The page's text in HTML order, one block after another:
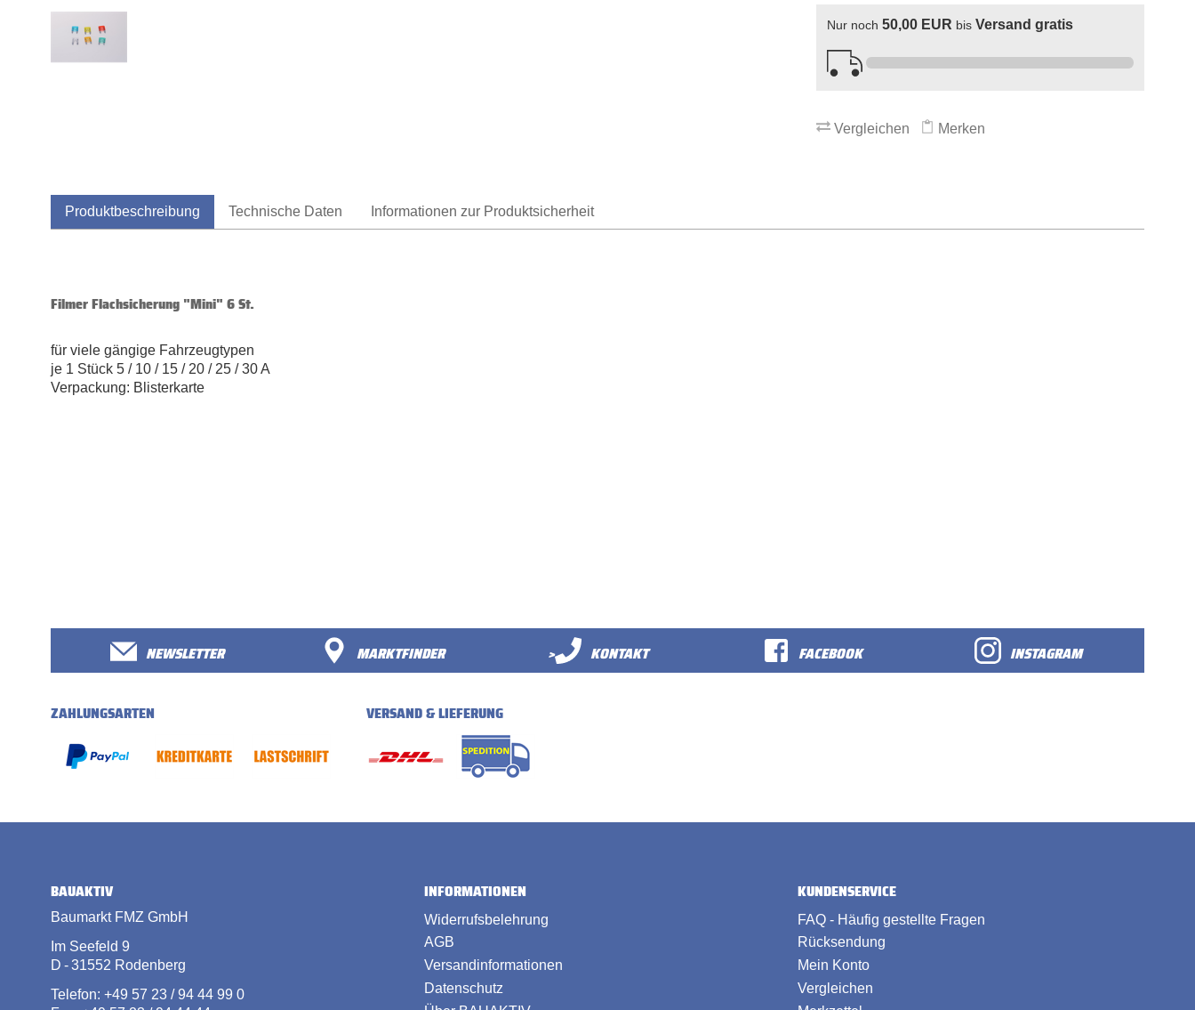
Nur noch 50,00 EUR bis Versand gratis
Vergleichen Merken
Produktbeschreibung Technische Daten Informationen zur Produktsicherheit
Filmer Flachsicherung "Mini" 6 St.
für viele gängige Fahrzeugtypen
je 1 Stück 5 / 10 / 15 / 20 / 25 / 30 A
Verpackung: Blisterkarte
NEWSLETTER MARKTFINDER > KONTAKT FACEBOOK INSTAGRAM
ZAHLUNGSARTEN VERSAND & LIEFERUNG
BAUAKTIV
Baumarkt FMZ GmbH
Im Seefeld 9
D - 31552 Rodenberg
Telefon: +49 57 23 / 94 44 99 0
INFORMATIONEN
Widerrufsbelehrung
AGB
Versandinformationen
Datenschutz
KUNDENSERVICE
FAQ - Häufig gestellte Fragen
Rücksendung
Mein Konto
Vergleichen